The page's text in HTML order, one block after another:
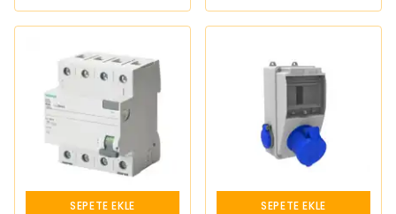
SEPETE EKLE SEPETE EKLE